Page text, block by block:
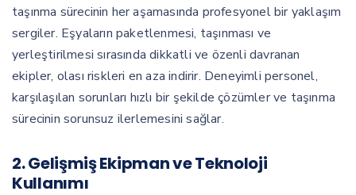
taşınma sürecinin her aşamasında profesyonel bir yaklaşım
sergiler. Eşyaların paketlenmesi, taşınması ve
yerleştirilmesi sırasında dikkatli ve özenli davranan
ekipler, olası riskleri en aza indirir. Deneyimli personel,
karşılaşılan sorunları hızlı bir şekilde çözümler ve taşınma
sürecinin sorunsuz ilerlemesini sağlar.
2.Gelişmiş Ekipman ve Teknoloji
Kullanımı